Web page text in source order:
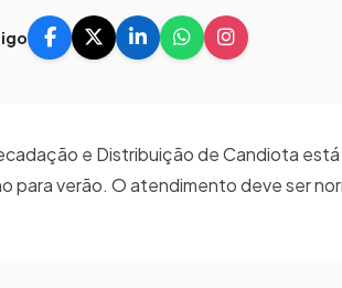
e Distribuição de Candiota
para verão. O atendimento deve ser